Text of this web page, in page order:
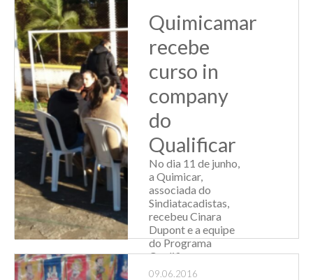
Dr...
Leia Mais
Quimicamar
recebe
curso in
company
do
Qualificar
No dia 11 de junho,
a Quimicar,
associada do
Sindiatacadistas,
recebeu Cinara
Dupont e a equipe
do Programa
Qualificar para a
realização de mais
09.06.2016